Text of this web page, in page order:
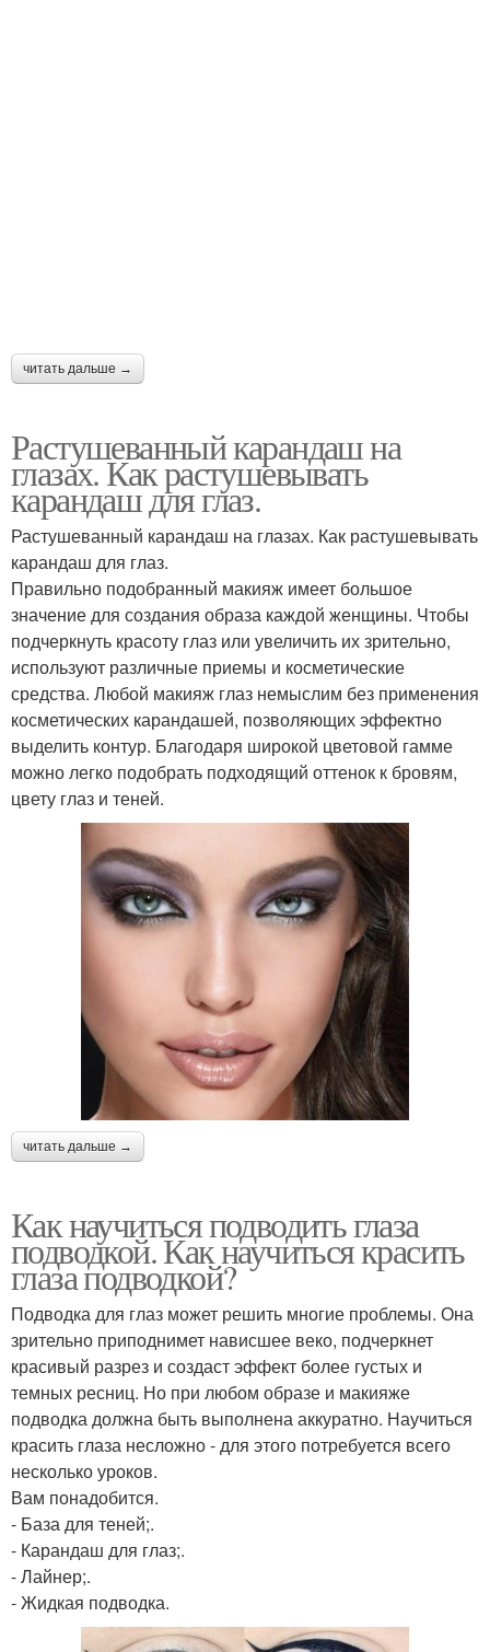
читать дальше →
Растушеванный карандаш на
глазах. Как растушевывать
карандаш для глаз.
Растушеванный карандаш на глазах. Как растушевывать
карандаш для глаз.
Правильно подобранный макияж имеет большое
значение для создания образа каждой женщины. Чтобы
подчеркнуть красоту глаз или увеличить их зрительно,
используют различные приемы и косметические
средства. Любой макияж глаз немыслим без применения
косметических карандашей, позволяющих эффектно
выделить контур. Благодаря широкой цветовой гамме
можно легко подобрать подходящий оттенок к бровям,
цвету глаз и теней.
читать дальше →
Как научиться подводить глаза
подводкой. Как научиться красить
глаза подводкой?
Подводка для глаз может решить многие проблемы. Она
зрительно приподнимет нависшее веко, подчеркнет
красивый разрез и создаст эффект более густых и
темных ресниц. Но при любом образе и макияже
подводка должна быть выполнена аккуратно. Научиться
красить глаза несложно - для этого потребуется всего
несколько уроков.
Вам понадобится.
- База для теней;.
- Карандаш для глаз;.
- Лайнер;.
- Жидкая подводка.